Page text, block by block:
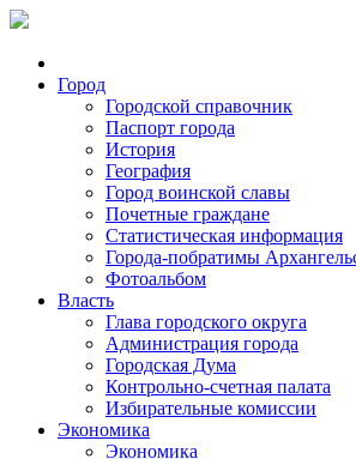
Город
Городской справочник
Паспорт города
История
География
Город воинской славы
Почетные граждане
Статистическая информация
Города-побратимы
Фотоальбом
Власть
Глава городского округа
Администрация города
Городская Дума
Контрольно-счетная палата
Избирательные комиссии
Экономика
Экономика